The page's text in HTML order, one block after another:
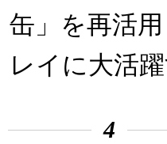
缶」を再活
レイに大活
4